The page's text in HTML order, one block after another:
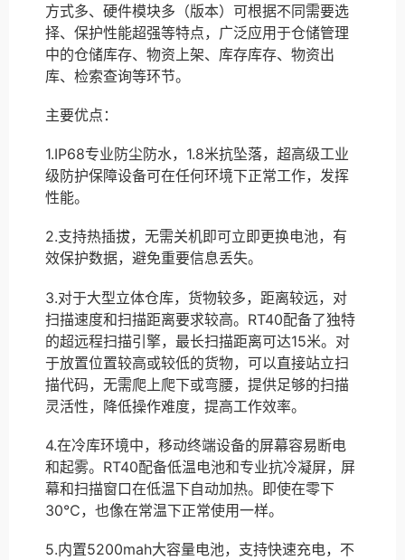
方式多、硬件模块多（版本）可根据不同需要选
择、保护性能超强等特点，广泛应用于仓储管理
中的仓储库存、物资上架、库存库存、物资出
库、检索查询等环节。
主要优点：
1.IP68专业防尘防水，1.8米抗坠落，超高级工业
级防护保障设备可在任何环境下正常工作，发挥
性能。
2.支持热插拔，无需关机即可立即更换电池，有
效保护数据，避免重要信息丢失。
3.对于大型立体仓库，货物较多，距离较远，对
扫描速度和扫描距离要求较高。RT40配备了独特
的超远程扫描引擎，最长扫描距离可达15米。对
于放置位置较高或较低的货物，可以直接站立扫
描代码，无需爬上爬下或弯腰，提供足够的扫描
灵活性，降低操作难度，提高工作效率。
4.在冷库环境中，移动终端设备的屏幕容易断电
和起雾。RT40配备低温电池和专业抗冷凝屏，屏
幕和扫描窗口在低温下自动加热。即使在零下
30℃，也像在常温下正常使用一样。
5.内置5200mah大容量电池，支持快速充电，不